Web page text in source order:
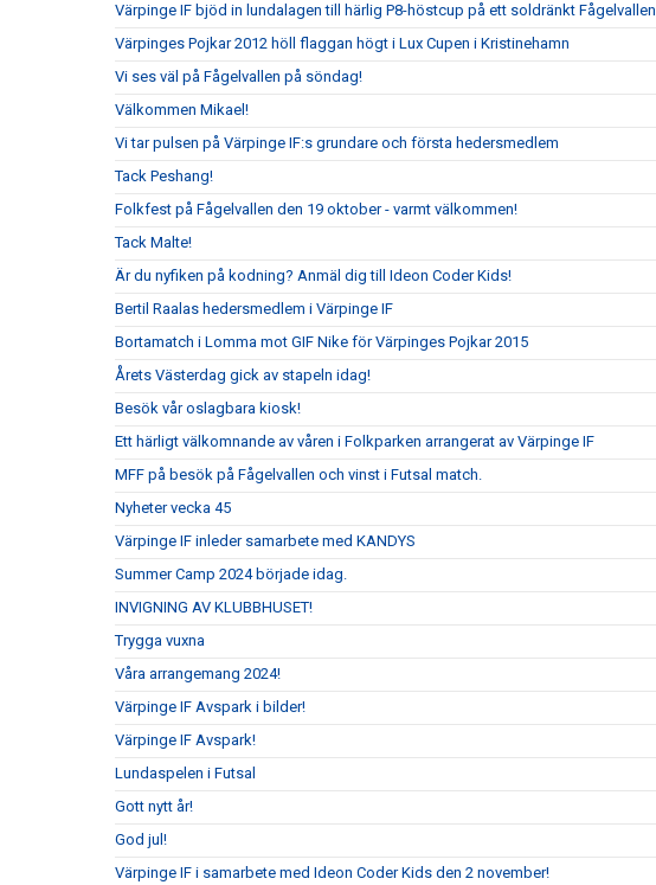
Värpinge IF bjöd in lundalagen till härlig P8-höstcup på ett soldränkt Fågelvallen
Värpinges Pojkar 2012 höll flaggan högt i Lux Cupen i Kristinehamn
Vi ses väl på Fågelvallen på söndag!
Välkommen Mikael!
Vi tar pulsen på Värpinge IF:s grundare och första hedersmedlem
Tack Peshang!
Folkfest på Fågelvallen den 19 oktober - varmt välkommen!
Tack Malte!
Är du nyfiken på kodning? Anmäl dig till Ideon Coder Kids!
Bertil Raalas hedersmedlem i Värpinge IF
Bortamatch i Lomma mot GIF Nike för Värpinges Pojkar 2015
Årets Västerdag gick av stapeln idag!
Besök vår oslagbara kiosk!
Ett härligt välkomnande av våren i Folkparken arrangerat av Värpinge IF
MFF på besök på Fågelvallen och vinst i Futsal match.
Nyheter vecka 45
Värpinge IF inleder samarbete med KANDYS
Summer Camp 2024 började idag.
INVIGNING AV KLUBBHUSET!
Trygga vuxna
Våra arrangemang 2024!
Värpinge IF Avspark i bilder!
Värpinge IF Avspark!
Lundaspelen i Futsal
Gott nytt år!
God jul!
Värpinge IF i samarbete med Ideon Coder Kids den 2 november!